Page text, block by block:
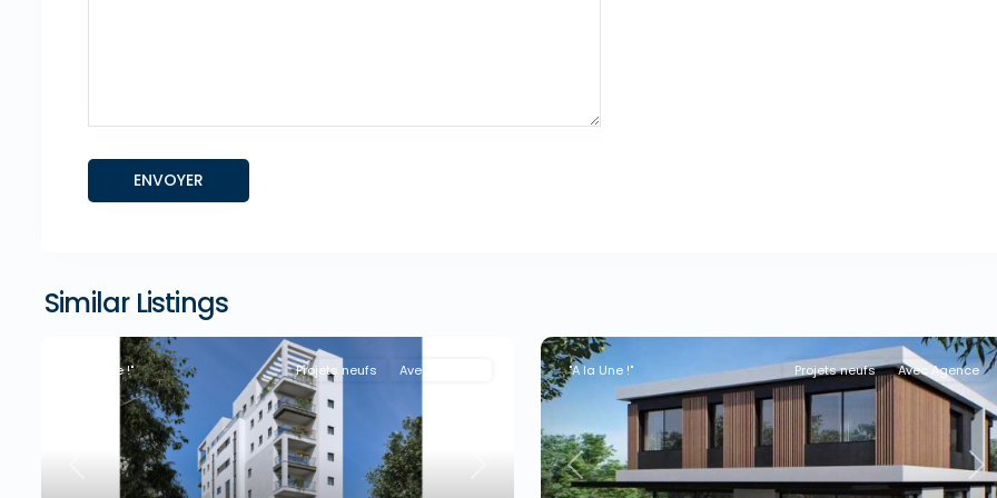
Similar Listings
Previous
"A la Une !" Projets neufs Avec Agence
Previous
"A la Une !" Projets neufs Avec Agence